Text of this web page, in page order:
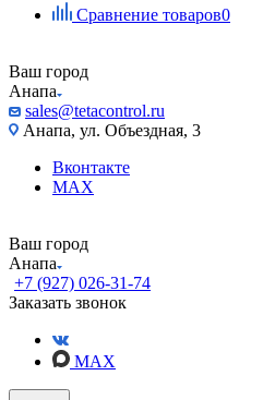
Сравнение товаров0
Ваш город
Анапа
sales@tetacontrol.ru
Анапа, ул. Объездная, 3
Вконтакте
MAX
Ваш город
Анапа
+7 (927) 026-31-74
Заказать звонок
MAX